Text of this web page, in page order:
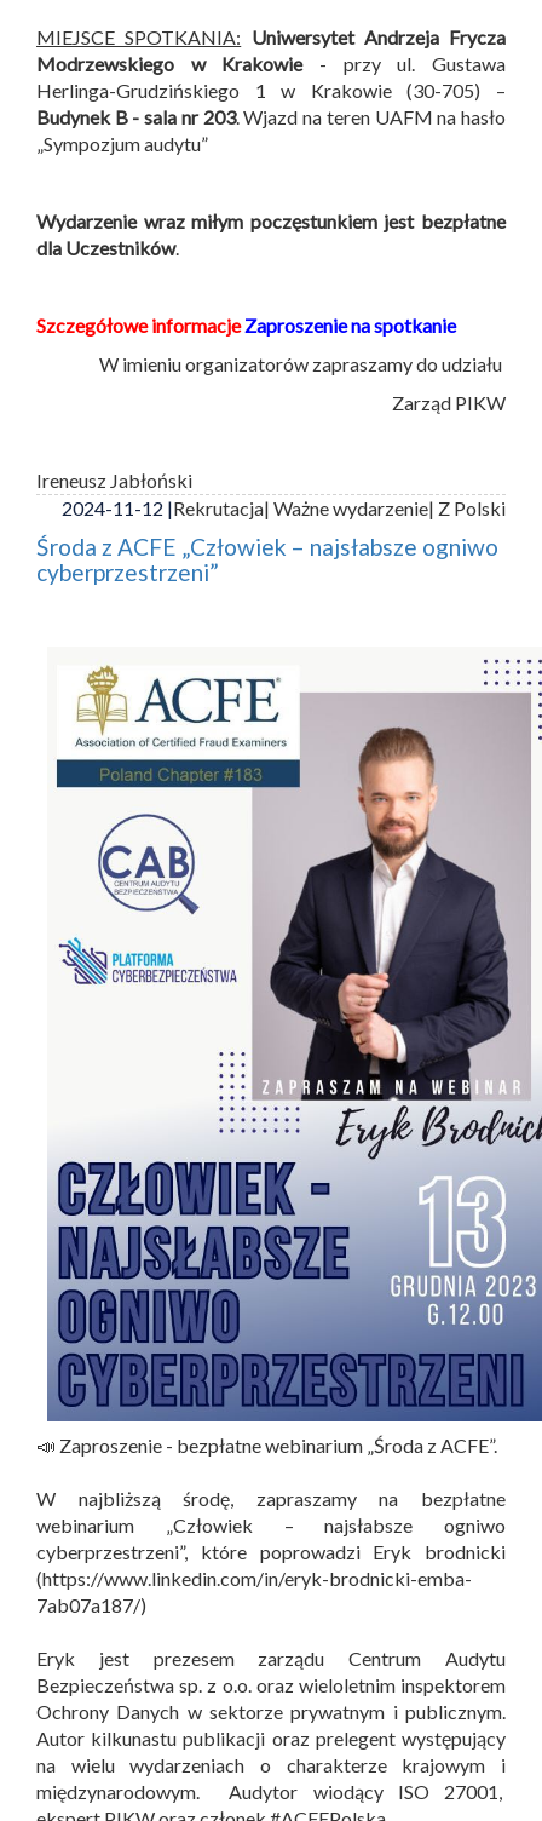
MIEJSCE SPOTKANIA: Uniwersytet Andrzeja Frycza
Modrzewskiego w Krakowie- przy ul. Gustawa
Herlinga-Grudzińskiego 1 w Krakowie (30-705) –
Budynek B - sala nr 203. Wjazd na teren UAFM na hasło
„Sympozjum audytu”
Wydarzenie wraz miłym poczęstunkiem jest bezpłatne
dla Uczestników.
Szczegółowe informacje Zaproszenie na spotkanie
W imieniu organizatorów zapraszamy do udziału
Zarząd PIKW
Ireneusz Jabłoński
2024-11-12 |Rekrutacja| Ważne wydarzenie| Z Polski
Środa z ACFE „Człowiek – najsłabsze ogniwo
cyberprzestrzeni”
📣 Zaproszenie - bezpłatne webinarium „Środa z ACFE”.
W najbliższą środę, zapraszamy na bezpłatne
webinarium „Człowiek – najsłabsze ogniwo
cyberprzestrzeni”, które poprowadzi Eryk brodnicki
(https://www.linkedin.com/in/eryk-brodnicki-emba-
7ab07a187/)
Eryk jest prezesem zarządu Centrum Audytu
Bezpieczeństwa sp. z o.o. oraz wieloletnim inspektorem
Ochrony Danych w sektorze prywatnym i publicznym.
Autor kilkunastu publikacji oraz prelegent występujący
na wielu wydarzeniach o charakterze krajowym i
międzynarodowym. Audytor wiodący ISO 27001,